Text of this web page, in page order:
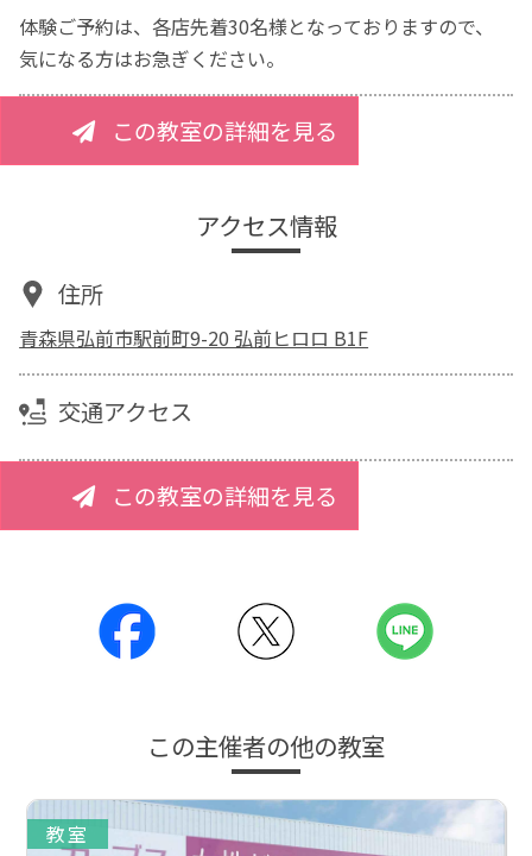
体験ご予約は、各店先着30名様となっておりますので、
気になる方はお急ぎください。
この教室の詳細を見る
アクセス情報
住所
青森県弘前市駅前町9-20 弘前ヒロロ B1F
交通アクセス
この教室の詳細を見る
この主催者の他の教室
教室